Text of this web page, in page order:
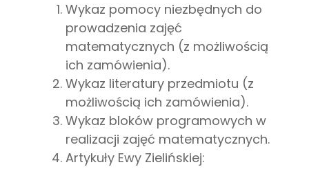
Wykaz pomocy niezbędnych do
prowadzenia zajęć
matematycznych (z możliwością
ich zamówienia).
Wykaz literatury przedmiotu (z
możliwością ich zamówienia).
Wykaz bloków programowych w
realizacji zajęć matematycznych.
Artykuły Ewy Zielińskiej: